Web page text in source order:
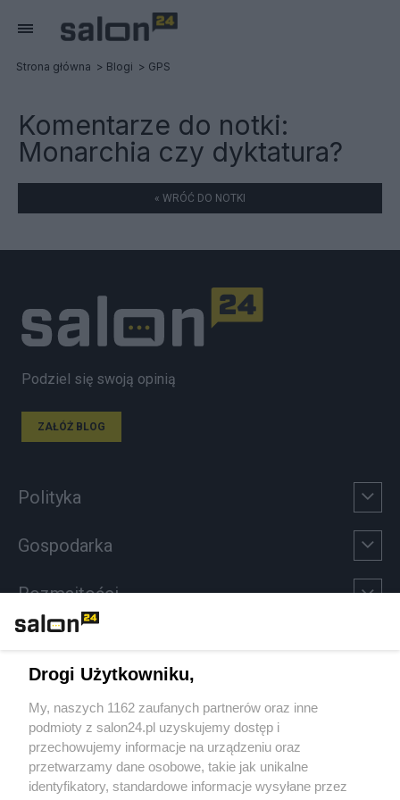
Strona główna Blogi GPS
Komentarze do notki:
Monarchia czy dyktatura?
« WRÓĆ DO NOTKI
Podziel się swoją opinią
ZAŁÓŻ BLOG
Polityka
Gospodarka
Rozmaitości
Sport
Społeczeństwo
Kultura
Drogi Użytkowniku,
My, naszych 1162 zaufanych partnerów oraz inne
podmioty z salon24.pl uzyskujemy dostęp i
przechowujemy informacje na urządzeniu oraz
przetwarzamy dane osobowe, takie jak unikalne
identyfikatory, standardowe informacje wysyłane przez